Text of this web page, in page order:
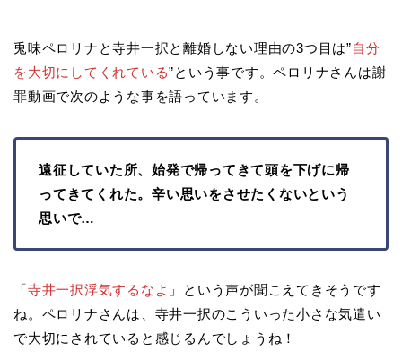
兎味ペロリナと寺井一択と離婚しない理由の3つ目は”自分
を大切にしてくれている”という事です。ペロリナさんは謝
罪動画で次のような事を語っています。
遠征していた所、始発で帰ってきて頭を下げに帰
ってきてくれた。辛い思いをさせたくないという
思いで…
「寺井一択浮気するなよ 」という声が聞こえてきそうです
ね。ペロリナさんは、寺井一択のこういった小さな気遣い
で大切にされていると感じるんでしょうね！